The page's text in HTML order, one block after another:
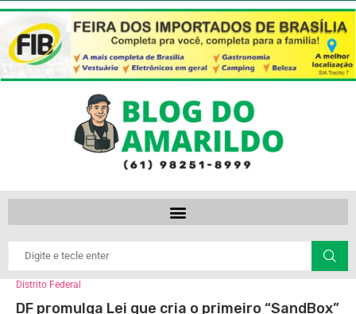
Distrito Federal
DF promulga Lei que cria o primeiro “SandBox”